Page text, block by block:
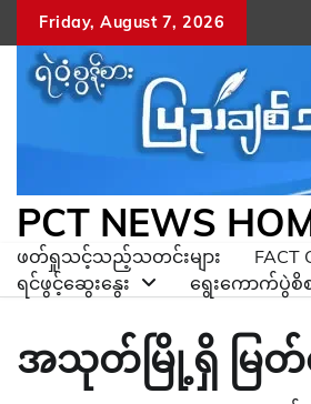
content
Friday, August 7, 2026
PCT NEWS
ဖတ်ရှုသင့်သည့်သတင်းများ FACT
ရင်ဖွင့်ဆွေးနွေး
ရွေးကောက်ပွဲစိ
အသုတ်မြို့ရှိ မြတ်မ